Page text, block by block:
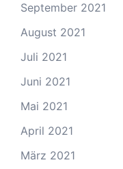
September 2021
August 2021
Juli 2021
Juni 2021
Mai 2021
April 2021
März 2021